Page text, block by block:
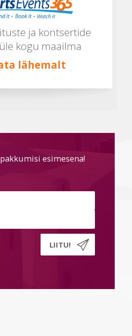
ja kontsertide
kogu maailma
lähemalt
esimesena!